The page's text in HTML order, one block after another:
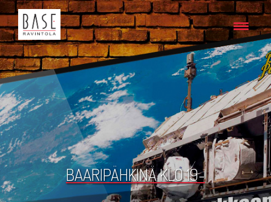
BAARIPÄHKINÄ KLO 19-